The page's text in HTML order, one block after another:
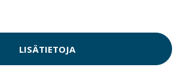
LISÄTIETOJA